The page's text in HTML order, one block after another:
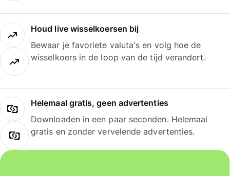
Houd live wisselkoersen bij
Bewaar je favoriete valuta's en volg hoe de
wisselkoers in de loop van de tijd verandert.
Helemaal gratis, geen advertenties
Downloaden in een paar seconden. Helemaal
gratis en zonder vervelende advertenties.